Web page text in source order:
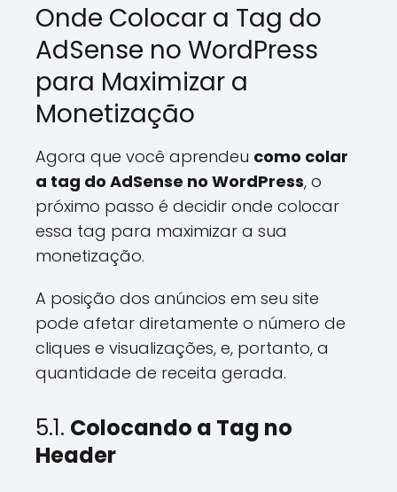
Onde Colocar a Tag do
AdSense no WordPress
para Maximizar a
Monetização
Agora que você aprendeu como colar
a tag do AdSense no WordPress, o
próximo passo é decidir onde colocar
essa tag para maximizar a sua
monetização.
A posição dos anúncios em seu site
pode afetar diretamente o número de
cliques e visualizações, e, portanto, a
quantidade de receita gerada.
5.1. Colocando a Tag no
Header